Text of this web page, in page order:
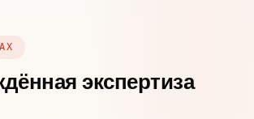
экспертиза